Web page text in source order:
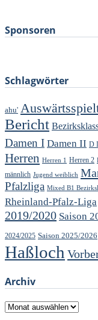
Sponsoren
Schlagwörter
ahu'
Bericht
Damen I Damen II D I
Herren Herren 1 Herren 2
männlich Jugend weiblich
Pfalzliga Mixed B1
Rheinland-Pfalz-Liga
2019/2020 Saison
2024/2025 Saison 2025/2026
Haßloch
Archiv
Archiv